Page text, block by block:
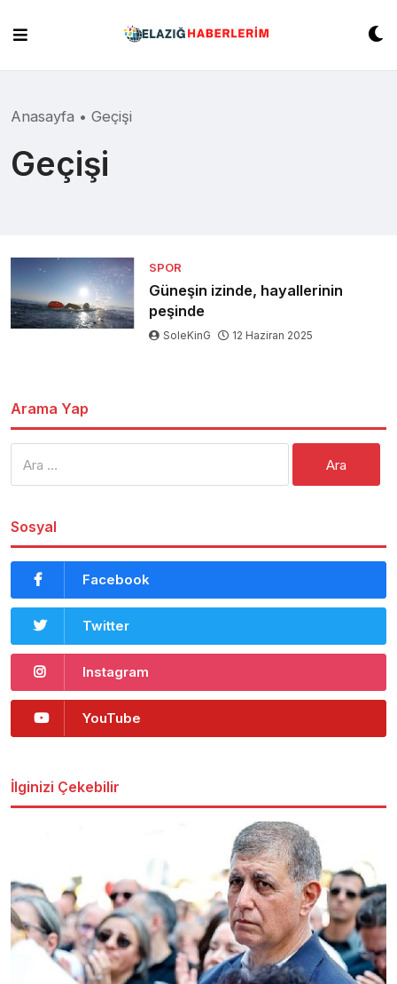
content
Anasayfa • Geçişi
Geçişi
SPOR
Güneşin izinde, hayallerinin
peşinde
SoleKinG 12 Haziran 2025
Arama Yap
Sosyal
Facebook
Twitter
Instagram
YouTube
İlginizi Çekebilir